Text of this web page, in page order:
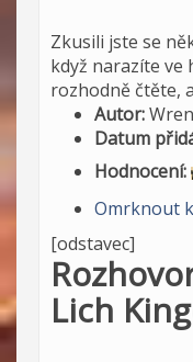
Zkusili jste se
když narazíte ve
rozhodně čtěte,
Autor:
Datum
Hodnocení:
Omrknout
[odstavec]
Lich